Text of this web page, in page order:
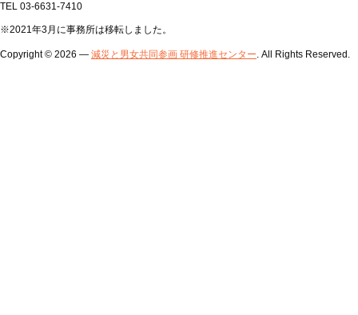
TEL 03-6631-7410
※2021年3月に事務所は移転しました。
Copyright © 2026 — 減災と男女共同参画 研修推進センター. All Rights Reserved.